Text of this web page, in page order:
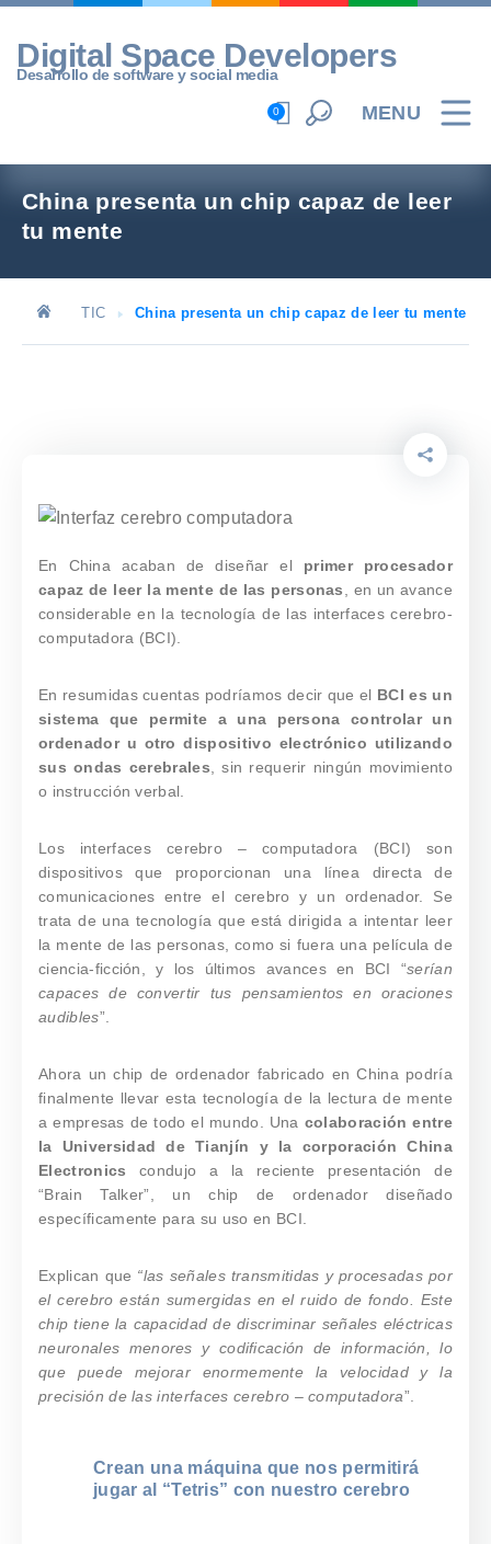
Skip
content
Digital Space Developers
Desarrollo de software y social media
MENU
0
China presenta un chip capaz de leer
tu mente
TIC China presenta un chip capaz de leer tu mente
En China acaban de diseñar el primer procesador
capaz de leer la mente de las personas
, en un avance
considerable en la tecnología de las interfaces cerebro-
computadora (BCI).
En resumidas cuentas podríamos decir que el BCI es un
sistema que permite a una persona controlar un
ordenador u otro dispositivo electrónico utilizando
sus ondas cerebrales , sin requerir ningún movimiento
o instrucción verbal.
Los interfaces cerebro – computadora (BCI) son
dispositivos que proporcionan una línea directa de
comunicaciones entre el cerebro y un ordenador. Se
trata de una tecnología que está dirigida a intentar leer
la mente de las personas, como si fuera una película de
ciencia-ficción, y los últimos avances en BCI “serían
capaces de convertir tus pensamientos en oraciones
audibles”.
Ahora un chip de ordenador fabricado en China podría
finalmente llevar esta tecnología de la lectura de mente
a empresas de todo el mundo. Una colaboración entre
la Universidad de Tianjín y la corporación China
Electronics condujo a la reciente presentación de
“Brain Talker”, un chip de ordenador diseñado
específicamente para su uso en BCI.
Explican que “las señales transmitidas y procesadas por
el cerebro están sumergidas en el ruido de fondo. Este
chip tiene la capacidad de discriminar señales eléctricas
neuronales menores y codificación de información, lo
que puede mejorar enormemente la velocidad y la
precisión de las interfaces cerebro – computadora”.
Crean una máquina que nos permitirá
jugar al “Tetris” con nuestro cerebro